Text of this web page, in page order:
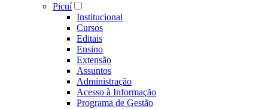
Picuí
Institucional
Cursos
Editais
Ensino
Extensão
Assuntos
Administração
Acesso à Informação
Programa de Gestão